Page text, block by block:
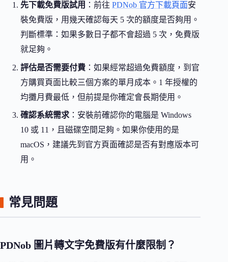
先下載免費版試用 ：前往 PDNob 官方下載頁面安
裝免費版，用幾天確認每天 5 次的額度是否夠用。
判斷標準：如果多數日子都不會超過 5 次，免費版
就足夠。
評估是否需要付費 ：如果經常超過免費額度，到官
方購買頁面比較三個方案的單月成本。1 年授權的
均攤月費最低，但前提是你確定會長期使用。
確認系統需求 ：安裝前確認你的電腦是 Windows
10 或 11，且磁碟空間足夠。如果你使用的是
macOS，建議先到官方頁面確認是否有對應版本可
用。
常見問題
PDNob 圖片轉文字免費版有什麼限制？